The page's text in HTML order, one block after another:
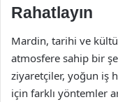
Rahatlayın
Mardin, tarihi ve
atmosfere sahip bir
ziyaretçiler, yoğun iş
için farklı yöntemler